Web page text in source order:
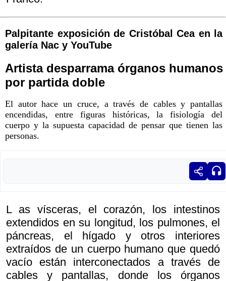
Palpitante exposición de Cristóbal Cea en la
galería Nac y YouTube
Artista desparrama órganos humanos
por partida doble
El autor hace un cruce, a través de cables y pantallas
encendidas, entre figuras históricas, la fisiología del
cuerpo y la supuesta capacidad de pensar que tienen las
personas.
L as vísceras, el corazón, los intestinos
extendidos en su longitud, los pulmones, el
páncreas, el hígado y otros interiores
extraídos de un cuerpo humano que quedó
vacío están interconectados a través de
cables y pantallas, donde los órganos